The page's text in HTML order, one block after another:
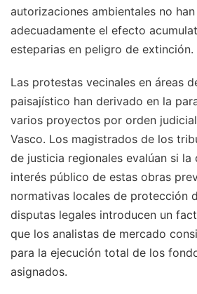
autorizaciones ambientales no
adecuadamente el efecto
esteparias en peligro de extinción.
Las protestas vecinales en áreas
paisajístico han derivado en la
varios proyectos por orden
Vasco. Los magistrados de los
de justicia regionales evalúan si la
interés público de estas obras
normativas locales de protección
disputas legales introducen un
que los analistas de mercado
para la ejecución total de los
asignados.